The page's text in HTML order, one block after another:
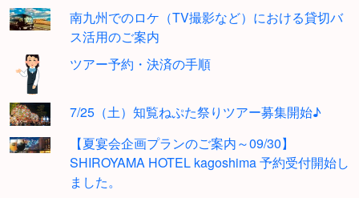
南九州でのロケ（TV撮影など）における貸切バ
ス活用のご案内
ツアー予約・決済の手順
7/25（土）知覧ねぷた祭りツアー募集開始♪
【夏宴会企画プランのご案内～09/30】
SHIROYAMA HOTEL kagoshima 予約受付開始し
ました。